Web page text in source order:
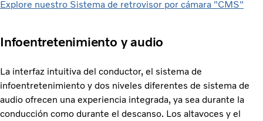
Explore nuestro Sistema de retrovisor por cámara "CMS"
Infoentretenimiento y audio
La interfaz intuitiva del conductor, el sistema de
infoentretenimiento y dos niveles diferentes de sistema de
audio ofrecen una experiencia integrada, ya sea durante la
conducción como durante el descanso. Los altavoces y el